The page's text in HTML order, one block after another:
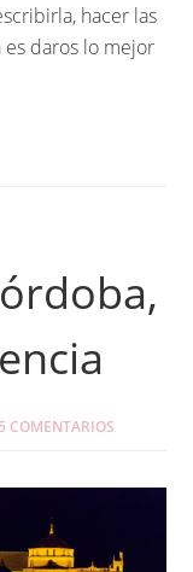
hacer las
es daros lo mejor
COMENTARIOS